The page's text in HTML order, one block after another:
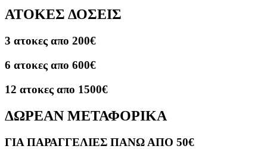
ΑΤΟΚΕΣ ΔΟΣΕΙΣ
3 ατοκες απο 200€
6 ατοκες απο 600€
12 ατοκες απο 1500€
ΔΩΡΕΑΝ ΜΕΤΑΦΟΡΙΚΑ
ΓΙΑ ΠΑΡΑΓΓΕΛΙΕΣ ΠΑΝΩ ΑΠΟ 50€